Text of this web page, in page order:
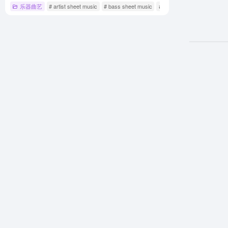
乐器曲艺 # artist sheet music # bass sheet music # cello